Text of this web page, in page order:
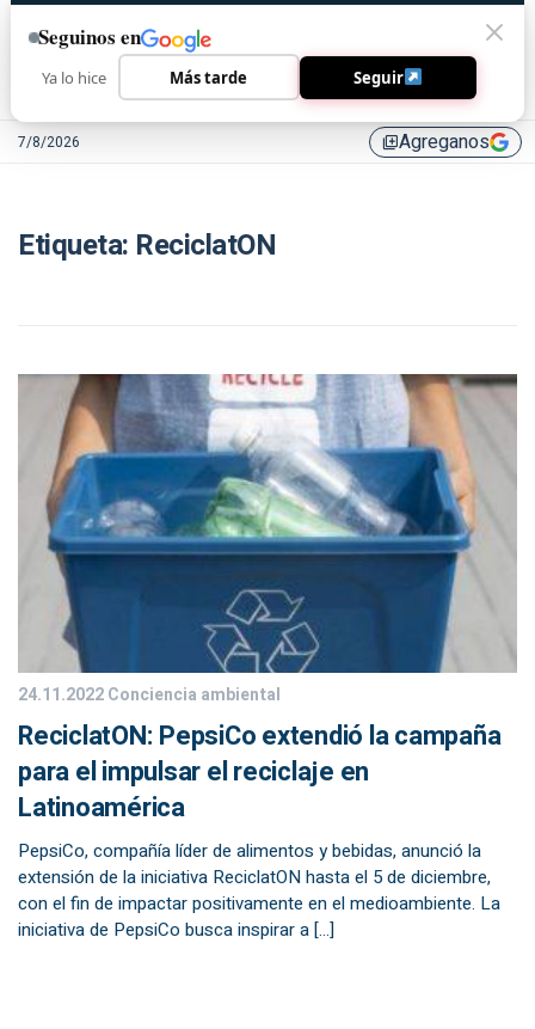
7/8/2026 library_addAgreganos
Etiqueta: ReciclatON
24.11.2022Conciencia ambiental
ReciclatON: PepsiCo extendió la campaña
para el impulsar el reciclaje en
Latinoamérica
PepsiCo, compañía líder de alimentos y bebidas, anunció la
extensión de la iniciativa ReciclatON hasta el 5 de diciembre,
con el fin de impactar positivamente en el medioambiente. La
iniciativa de PepsiCo busca inspirar a […]
Seguinos en
Ya lo hice Más tarde Seguir